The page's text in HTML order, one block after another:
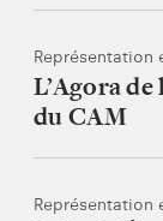
Représentation
L’Agora
du CAM
Représentation